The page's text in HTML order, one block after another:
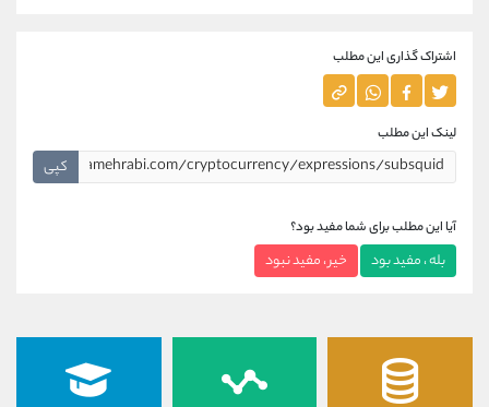
اشتراک گذاری این مطلب
لینک این مطلب
کپی
آیا این مطلب برای شما مفید بود؟
بله ، مفید بود خیر ، مفید نبود